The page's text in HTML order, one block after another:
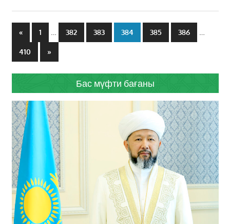
Жазбалар
«Previous
Posts
1 … 382 383 384 385 386 …
410
Next
Posts
»
Бас мүфти бағаны